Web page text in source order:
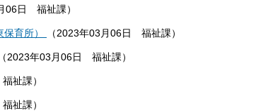
06日 福祉課 ）
育所） （ 2023年03月06日 福祉課 ）
（ 2023年03月06日 福祉課 ）
福祉課 ）
福祉課 ）